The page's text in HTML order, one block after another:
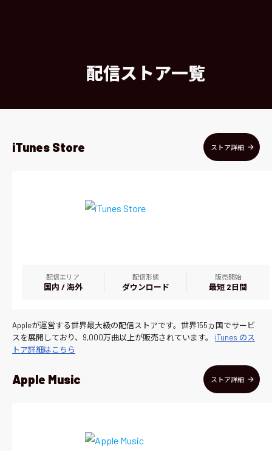
配信ストア一覧
iTunes Store ストア詳細
配信エリア
国内 / 海外
配信形態
ダウンロード
販売開始
最短 2日間
Appleが運営する世界最大級の配信ストアです。世界155ヵ国でサービ
スを展開しており、9,000万曲以上が販売されています。 iTunes のス
トア詳細はこちら
Apple Music ストア詳細